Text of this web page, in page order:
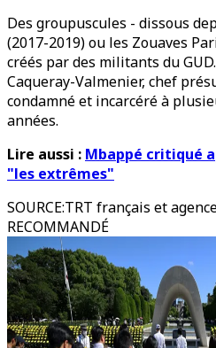
Des groupuscules - dissous
(2017-2019) ou les Zouaves
créés par des militants du
Caqueray-Valmenier, chef
condamné et incarcéré à
années.
Lire aussi : Mbappé critiqué
"les extrêmes"
SOURCE:TRT français et
RECOMMANDÉ